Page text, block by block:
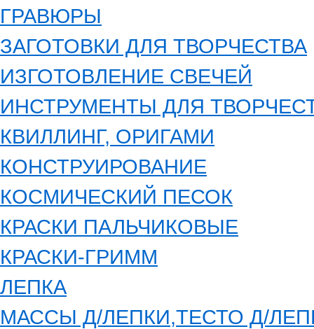
ГРАВЮРЫ
ЗАГОТОВКИ ДЛЯ ТВОРЧЕСТВА
ИЗГОТОВЛЕНИЕ СВЕЧЕЙ
ИНСТРУМЕНТЫ ДЛЯ
КВИЛЛИНГ, ОРИГАМИ
КОНСТРУИРОВАНИЕ
КОСМИЧЕСКИЙ ПЕСОК
КРАСКИ ПАЛЬЧИКОВЫЕ
КРАСКИ-ГРИММ
ЛЕПКА
МАССЫ Д/ЛЕПКИ,ТЕСТО Д/